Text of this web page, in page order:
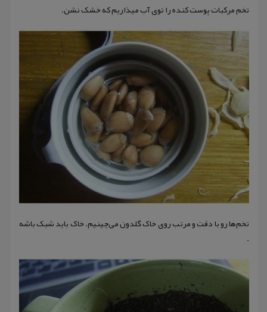
تخم مرکبات پوست کنده را توی آب میذاریم که خشک نشن.
تخم‌ها رو با دقت و مرتب روی خاک گلدون می‌چینیم. خاک باید شبک باشه
.